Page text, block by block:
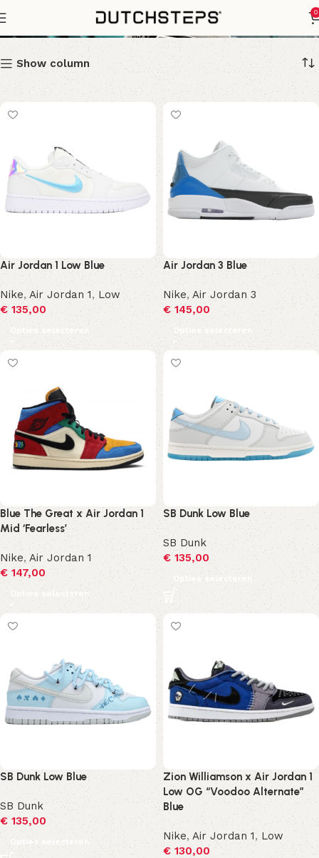
0
Blue
Show column
Air Jordan 1 Low Blue
Nike,Air Jordan 1,Low
€135,00
Opties selecteren
Air Jordan 3 Blue
Nike,Air Jordan 3
€145,00
Opties selecteren
Blue The Great x Air Jordan 1
Mid ‘Fearless’
Nike, Air Jordan 1
€147,00
Opties selecteren
SB Dunk Low Blue
SB Dunk
€135,00
Opties selecteren
SB Dunk Low Blue
SB Dunk
€135,00
Opties selecteren
Zion Williamson x Air Jordan 1
Low OG “Voodoo Alternate”
Blue
Nike, Air Jordan 1, Low
€130,00